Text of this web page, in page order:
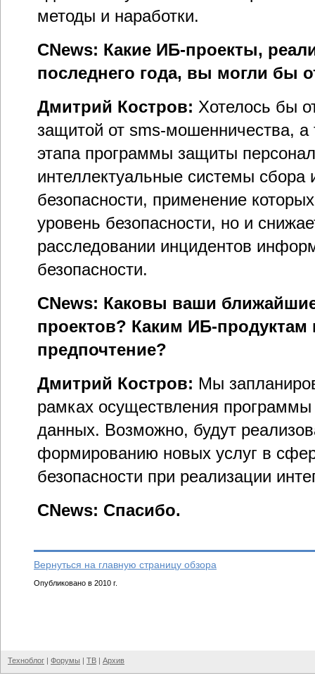
методы и наработки.
CNews: Какие ИБ-проекты,
последнего года, вы могли бы
Дмитрий Костров: Хотелось бы
защитой от sms-мошенничества, а
этапа программы защиты
интеллектуальные системы сбора
безопасности, применение
уровень безопасности, но и
расследовании инцидентов
безопасности.
CNews: Каковы ваши
проектов? Каким ИБ-продуктам
предпочтение?
Дмитрий Костров: Мы
рамках осуществления
данных. Возможно, будут
формированию новых услуг в
безопасности при реализации
CNews: Спасибо.
Вернуться на главную страницу обзора
Опубликовано в 2010 г.
Техноблог | Форумы | ТВ | Архив